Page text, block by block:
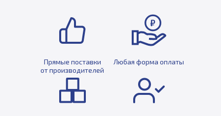
Прямые поставки
от производителей
Любая форма оплаты